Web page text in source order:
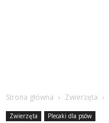
Strona główna Zwierzęta
Zwierzęta Plecaki dla psów